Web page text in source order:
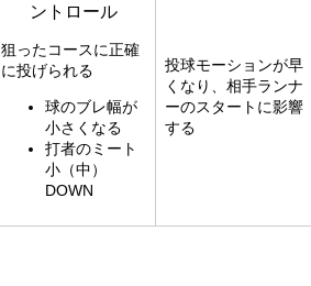
ントロール
狙ったコースに正確
に投げられる
球のブレ幅が
小さくなる
打者のミート
小（中）
DOWN
投球モーションが早
くなり、相手ランナ
ーのスタートに影響
する